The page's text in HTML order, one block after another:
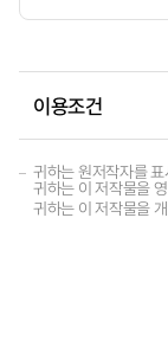
이용조건
귀하는 원저작자를
귀하는 이 저작물을
귀하는 이 저작물을